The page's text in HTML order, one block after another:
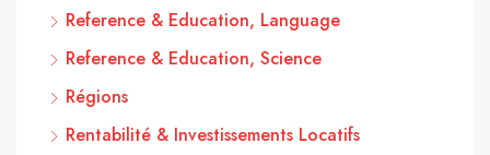
Reference & Education, Language
Reference & Education, Science
Régions
Rentabilité & Investissements Locatifs